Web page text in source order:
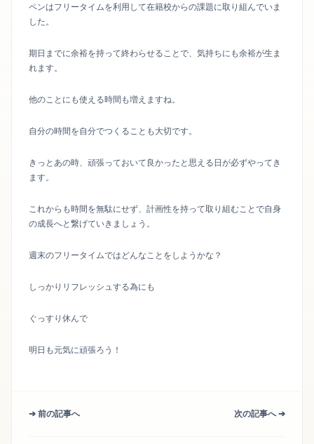
ペンはフリータイムを利用して在籍校からの課題に取り組んでいま
した。
期日までに余裕を持って終わらせることで、気持ちにも余裕が生ま
れます。
他のことにも使える時間も増えますね。
自分の時間を自分でつくることも大切です。
きっとあの時、頑張っておいて良かったと思える日が必ずやってき
ます。
これからも時間を無駄にせず、計画性を持って取り組むことで自身
の成長へと繋げていきましょう。
週末のフリータイムではどんなことをしようかな？
しっかりリフレッシュする為にも
ぐっすり休んで
明日も元気に頑張ろう！
➔ 前の記事へ 次の記事へ ➔